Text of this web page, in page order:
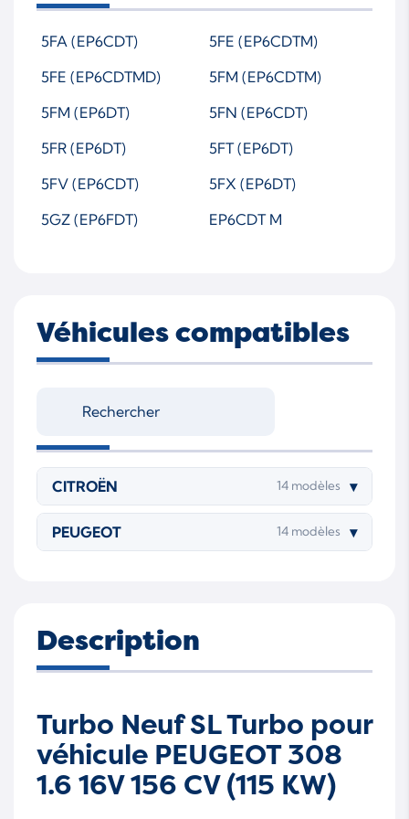
5FA (EP6CDT)
5FE (EP6CDTM)
5FE (EP6CDTMD)
5FM (EP6CDTM)
5FM (EP6DT)
5FN (EP6CDT)
5FR (EP6DT)
5FT (EP6DT)
5FV (EP6CDT)
5FX (EP6DT)
5GZ (EP6FDT)
EP6CDT M
Véhicules compatibles
CITROËN 14 modèles ▾
PEUGEOT 14 modèles ▾
Description
Turbo Neuf SL Turbo pour
véhicule PEUGEOT 308
1.6 16V 156 CV (115 KW)